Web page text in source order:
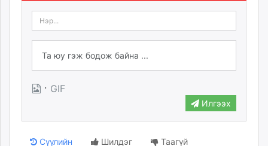
· GIF
Илгээх
Сүүлийн Шилдэг Таагүй